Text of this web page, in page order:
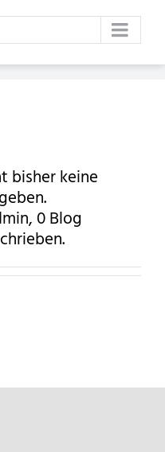
bisher keine
0 Blog